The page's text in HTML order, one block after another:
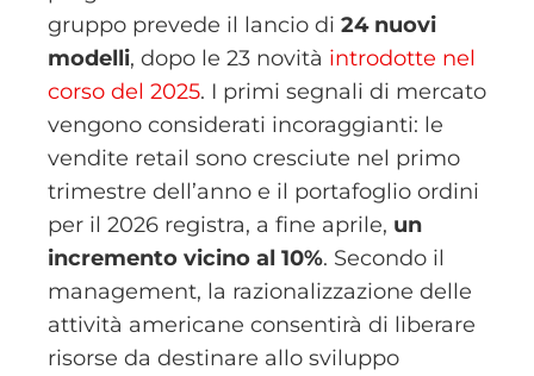
gruppo prevede il lancio di 24 nuovi
modelli, dopo le 23 novità introdotte nel
corso del 2025. I primi segnali di mercato
vengono considerati incoraggianti: le
vendite retail sono cresciute nel primo
trimestre dell’anno e il portafoglio ordini
per il 2026 registra, a fine aprile, un
incremento vicino al 10%. Secondo il
management, la razionalizzazione delle
attività americane consentirà di liberare
risorse da destinare allo sviluppo